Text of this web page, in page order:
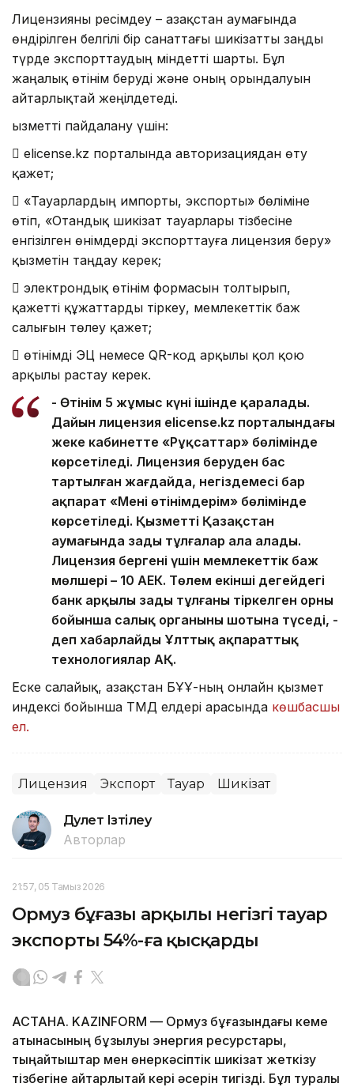
Лицензияны ресімдеу – Қазақстан аумағында
өндірілген белгілі бір санаттағы шикізатты заңды
түрде экспорттаудың міндетті шарты. Бұл
жаңалық өтінім беруді және оның орындалуын
айтарлықтай жеңілдетеді.
Қызметті пайдалану үшін:
 elicense.kz порталында авторизациядан өту
қажет;
 «Тауарлардың импорты, экспорты» бөліміне
өтіп, «Отандық шикізат тауарлары тізбесіне
енгізілген өнімдерді экспорттауға лицензия беру»
қызметін таңдау керек;
 электрондық өтінім формасын толтырып,
қажетті құжаттарды тіркеу, мемлекеттік баж
салығын төлеу қажет;
 өтінімді ЭЦҚ немесе QR-код арқылы қол қою
арқылы растау керек.
- Өтінім 5 жұмыс күні ішінде қаралады.
Дайын лицензия elicense.kz порталындағы
жеке кабинетте «Рұқсаттар» бөлімінде
көрсетіледі. Лицензия беруден бас
тартылған жағдайда, негіздемесі бар
ақпарат «Менің өтінімдерім» бөлімінде
көрсетіледі. Қызметті Қазақстан
аумағында заңды тұлғалар ала алады.
Лицензия бергені үшін мемлекеттік баж
мөлшері – 10 АЕК. Төлем екінші деңгейдегі
банк арқылы заңды тұлғаның тіркелген орны
бойынша салық органының шотына түседі, -
деп хабарлайды Ұлттық ақпараттық
технологиялар АҚ.
Еске салайық, Қазақстан БҰҰ-ның онлайн қызмет
индексі бойынша ТМД елдері арасында көшбасшы
ел.
Лицензия Экспорт Тауар Шикізат
Дәулет Ізтілеу
Авторлар
21:57, 05 Тамыз 2026
Ормуз бұғазы арқылы негізгі тауар
экспорты 54%-ға қысқарды
АСТАНА. KAZINFORM — Ормуз бұғазындағы кеме
қатынасының бұзылуы энергия ресурстары,
тыңайтқыштар мен өнеркәсіптік шикізат жеткізу
тізбегіне айтарлықтай кері әсерін тигізді. Бұл туралы